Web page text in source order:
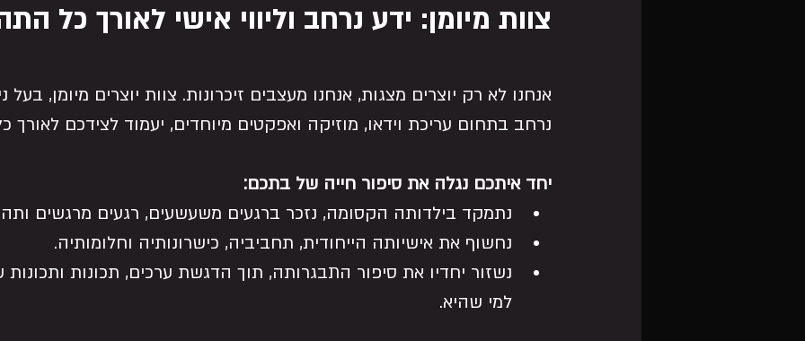
צוות מיומן: ידע נרחב וליווי אישי לאורך כל
אנחנו לא רק יוצרים מצגות, אנחנו מעצבים זיכרונות. צוות יוצרים מיומן, בעל
נרחב בתחום עריכת וידאו, מוזיקה ואפקטים מיוחדים, יעמוד לצידכם לאורך
יחד איתכם נגלה את סיפור חייה של בתכם:
נתמקד בילדותה הקסומה, נזכר ברגעים משעשעים, רגעים מרגשים
נחשוף את אישיותה הייחודית, תחביביה, כישרונותיה וחלומותיה.
נשזור יחדיו את סיפור התבגרותה, תוך הדגשת ערכים, תכונות
למי שהיא.